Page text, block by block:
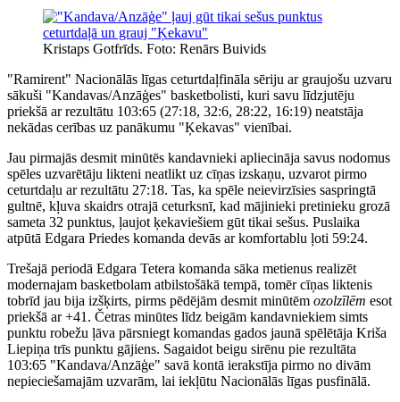
Kristaps Gotfrīds. Foto: Renārs Buivids
"Ramirent" Nacionālās līgas ceturtdaļfināla sēriju ar graujošu uzvaru
sākuši "Kandavas/Anzāģes" basketbolisti, kuri savu līdzjutēju
priekšā ar rezultātu 103:65 (27:18, 32:6, 28:22, 16:19) neatstāja
nekādas cerības uz panākumu "Ķekavas" vienībai.
Jau pirmajās desmit minūtēs kandavnieki apliecināja savus nodomus
spēles uzvarētāju likteni neatlikt uz cīņas izskaņu, uzvarot pirmo
ceturtdaļu ar rezultātu 27:18. Tas, ka spēle neievirzīsies saspringtā
gultnē, kļuva skaidrs otrajā ceturksnī, kad mājinieki pretinieku grozā
sameta 32 punktus, ļaujot ķekaviešiem gūt tikai sešus. Puslaika
atpūtā Edgara Priedes komanda devās ar komfortablu ļoti 59:24.
Trešajā periodā Edgara Tetera komanda sāka metienus realizēt
modernajam basketbolam atbilstošākā tempā, tomēr cīņas liktenis
tobrīd jau bija izšķirts, pirms pēdējām desmit minūtēm ozolzīlēm esot
priekšā ar +41. Četras minūtes līdz beigām kandavniekiem simts
punktu robežu ļāva pārsniegt komandas gados jaunā spēlētāja Kriša
Liepiņa trīs punktu gājiens. Sagaidot beigu sirēnu pie rezultāta
103:65 "Kandava/Anzāģe" savā kontā ierakstīja pirmo no divām
nepieciešamajām uzvarām, lai iekļūtu Nacionālās līgas pusfinālā.